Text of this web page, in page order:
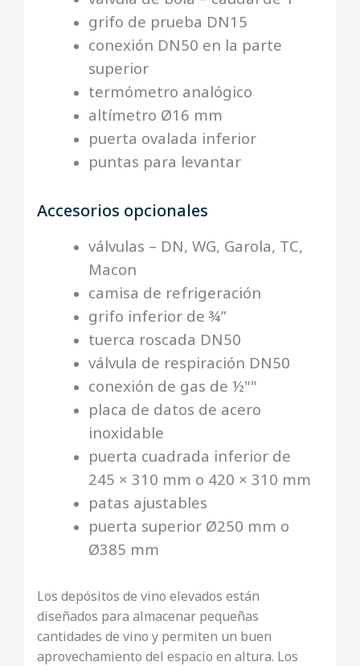
grifo de prueba DN15
conexión DN50 en la parte
superior
termómetro analógico
altímetro Ø16 mm
puerta ovalada inferior
puntas para levantar
Accesorios opcionales
válvulas – DN, WG, Garola, TC,
Macon
camisa de refrigeración
grifo inferior de ¾”
tuerca roscada DN50
válvula de respiración DN50
conexión de gas de ½""
placa de datos de acero
inoxidable
puerta cuadrada inferior de
245 × 310 mm o 420 × 310 mm
patas ajustables
puerta superior Ø250 mm o
Ø385 mm
Los depósitos de vino elevados están
diseñados para almacenar pequeñas
cantidades de vino y permiten un buen
aprovechamiento del espacio en altura. Los